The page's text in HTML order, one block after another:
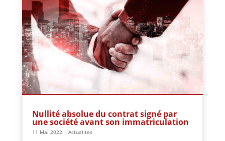
Nullité absolue du contrat signé par
une société avant son immatriculation
11 Mai 2022 | Actualites